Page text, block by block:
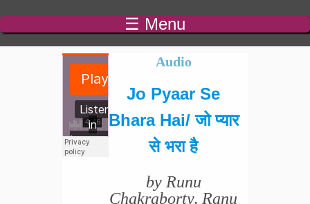
☰ Menu
Audio
Jo Pyaar Se
Bhara Hai/ जो प्यार
से भरा है
by Runu
Chakraborty, Ranu